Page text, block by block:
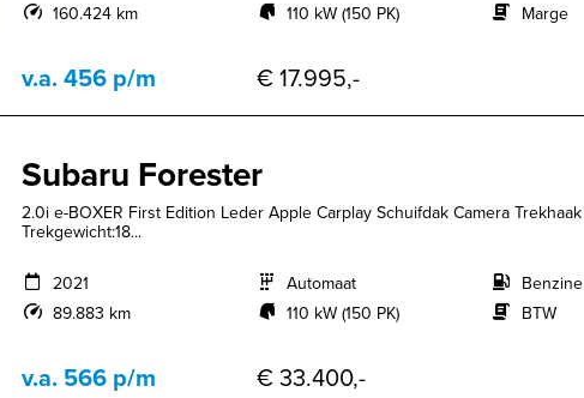
160.424 km
110 kW (150 PK)
Marge
v.a. 456 p/m € 17.995,-
Subaru Forester
2.0i e-BOXER First Edition Leder Apple Carplay Schuifdak Camera Trekhaak
Trekgewicht:18...
2021
89.883 km
Automaat
110 kW (150 PK)
Benzine
BTW
v.a. 566 p/m € 33.400,-